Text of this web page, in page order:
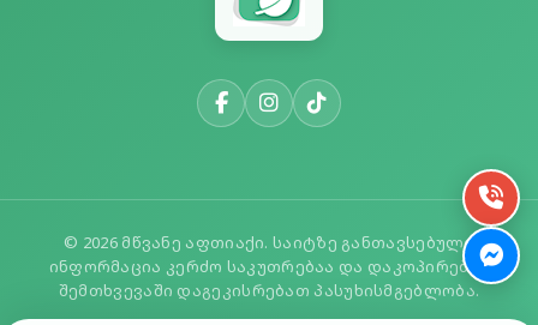
© 2026 მწვანე აფთიაქი. საიტზე განთავსებული
ინფორმაცია კერძო საკუთრებაა და დაკოპირების
შემთხვევაში დაგეკისრებათ პასუხისმგებლობა.